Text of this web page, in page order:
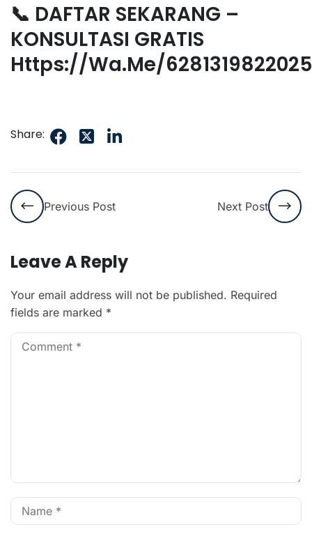
📞 DAFTAR SEKARANG –
KONSULTASI GRATIS
Https://wa.me/6281319822025
Share:
Previous Post Next Post
Leave A Reply
Your email address will not be published. Required
fields are marked *